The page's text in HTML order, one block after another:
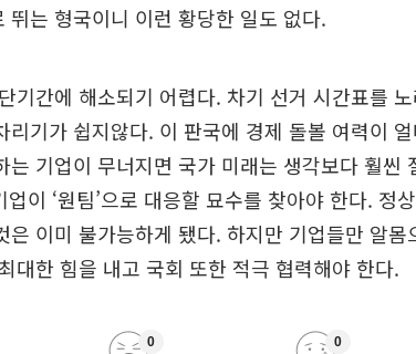
뛰는 형국이니 이런 황당한 일도 없다.
기간에 해소되기 어렵다. 차기 선거 시간표를
리기가 쉽지않다. 이 판국에 경제 돌볼 여력이
는 기업이 무너지면 국가 미래는 생각보다 훨씬
이 ‘원팀’으로 대응할 묘수를 찾아야 한다. 정
은 이미 불가능하게 됐다. 하지만 기업들만 알
대한 힘을 내고 국회 또한 적극 협력해야 한다.
0 0